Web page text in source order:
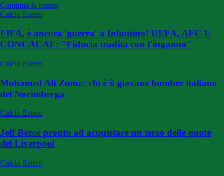
Continua la lettura
Calcio Estero
FIFA, è ancora 'guerra' a Infantino! UEFA, AFC E
CONCACAF: "Fiducia tradita con l'inganno"
Calcio Estero
Mohamed Ali Zoma: chi è il giovane bomber italiano
del Norimberga
Calcio Estero
Jeff Bezos pronto ad acquistare un terzo delle quote
del Liverpool
Calcio Estero